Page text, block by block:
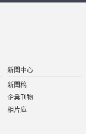
新聞中心
新聞稿
企業刊物
相片庫